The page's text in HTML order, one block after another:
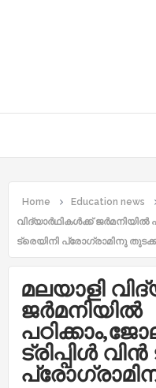
Home Education news
വിദ്യാർഥികൾക്ക് ജർമനിയിൽ
ട്രെയിനി പ്രോഗ്രാമിനു
മലയാളി
ജർമനിയിൽ
ട്രിപ്പിള്‍